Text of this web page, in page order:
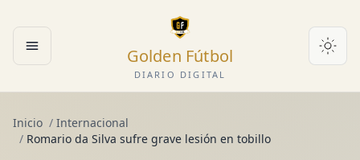
Abrir menú Golden Fútbol
DIARIO DIGITAL
Inicio / Internacional
/ Romario da Silva sufre grave lesión en tobillo